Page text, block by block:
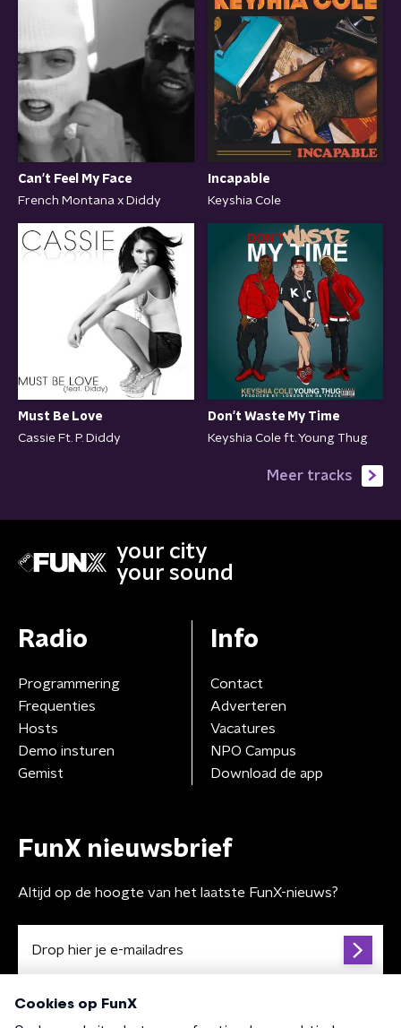
Can't Feel My Face
French Montana x Diddy
Incapable
Keyshia Cole
Must Be Love
Cassie Ft. P. Diddy
Don't Waste My Time
Keyshia Cole ft. Young Thug
Meer tracks
your city
your sound
Radio
Programmering
Frequenties
Hosts
Demo insturen
Gemist
Info
Contact
Adverteren
Vacatures
NPO Campus
Download de app
FunX nieuwsbrief
Altijd op de hoogte van het laatste FunX-nieuws?